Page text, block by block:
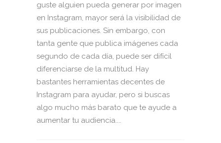
guste alguien pueda generar por imagen
en Instagram, mayor será la visibilidad de
sus publicaciones. Sin embargo, con
tanta gente que publica imágenes cada
segundo de cada día, puede ser difícil
diferenciarse de la multitud. Hay
bastantes herramientas decentes de
Instagram para ayudar, pero si buscas
algo mucho más barato que te ayude a
aumentar tu audiencia....